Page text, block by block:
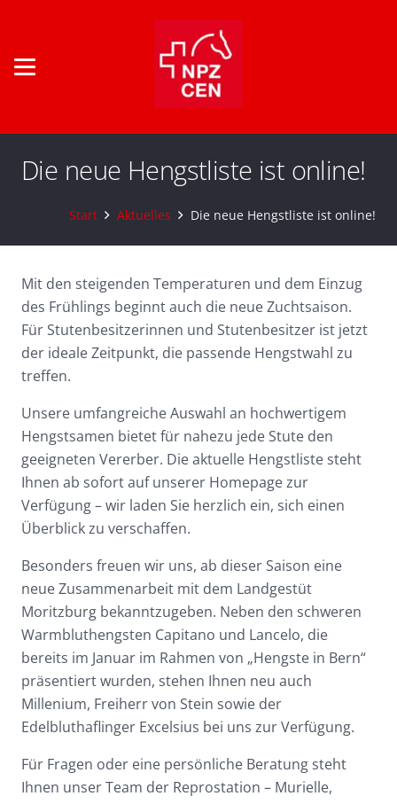
Die neue Hengstliste ist online!
Start Aktuelles Die neue Hengstliste ist online!
Mit den steigenden Temperaturen und dem Einzug
des Frühlings beginnt auch die neue Zuchtsaison.
Für Stutenbesitzerinnen und Stutenbesitzer ist jetzt
der ideale Zeitpunkt, die passende Hengstwahl zu
treffen.
Unsere umfangreiche Auswahl an hochwertigem
Hengstsamen bietet für nahezu jede Stute den
geeigneten Vererber. Die aktuelle Hengstliste steht
Ihnen ab sofort auf unserer Homepage zur
Verfügung – wir laden Sie herzlich ein, sich einen
Überblick zu verschaffen.
Besonders freuen wir uns, ab dieser Saison eine
neue Zusammenarbeit mit dem Landgestüt
Moritzburg bekanntzugeben. Neben den schweren
Warmbluthengsten Capitano und Lancelo, die
bereits im Januar im Rahmen von „Hengste in Bern“
präsentiert wurden, stehen Ihnen neu auch
Millenium, Freiherr von Stein sowie der
Edelbluthaflinger Excelsius bei uns zur Verfügung.
Für Fragen oder eine persönliche Beratung steht
Ihnen unser Team der Reprostation – Murielle,